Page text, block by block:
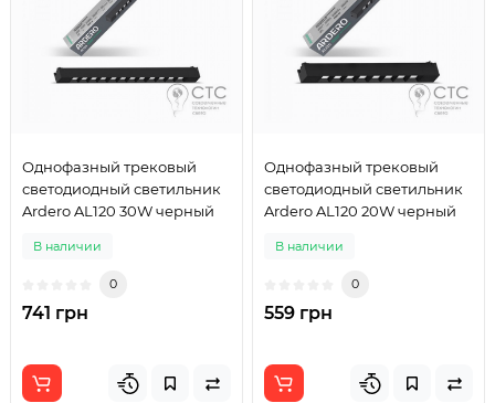
Однофазный трековый
светодиодный светильник
Ardero AL120 30W черный
В наличии
0
741 грн
Однофазный трековый
светодиодный светильник
Ardero AL120 20W черный
В наличии
0
559 грн